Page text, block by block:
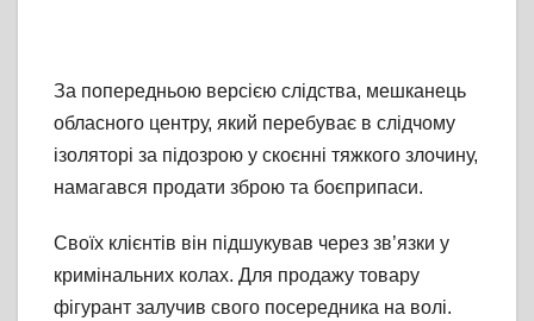
За попередньою версією слідства, мешканець
обласного центру, який перебуває в слідчому
ізоляторі за підозрою у скоєнні тяжкого злочину,
намагався продати зброю та боєприпаси.
Своїх клієнтів він підшукував через зв’язки у
кримінальних колах. Для продажу товару
фігурант залучив свого посередника на волі.